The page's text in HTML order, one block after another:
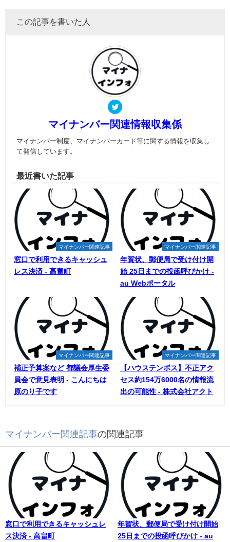
この記事を書いた人
マイナンバー関連情報収集係
マイナンバー制度、マイナンバーカード等に関する情報を収集し
て発信しています。
最近書いた記事
マイナンバー関連記事
窓口で利用できるキャッシュ
レス決済 - 高畠町
マイナンバー関連記事
年賀状、郵便局で受け付け開
始 25日までの投函呼びかけ -
au Webポータル
マイナンバー関連記事
補正予算案など 都議会厚生委
員会で意見表明 - こんにちは
原のり子です
マイナンバー関連記事
【ハウステンボス】不正アク
セス約154万6000名の情報流
出の可能性 - 株式会社アクト
マイナンバー関連記事の関連記事
窓口で利用できるキャッシュレ
ス決済 - 高畠町
年賀状、郵便局で受け付け開始
25日までの投函呼びかけ - au